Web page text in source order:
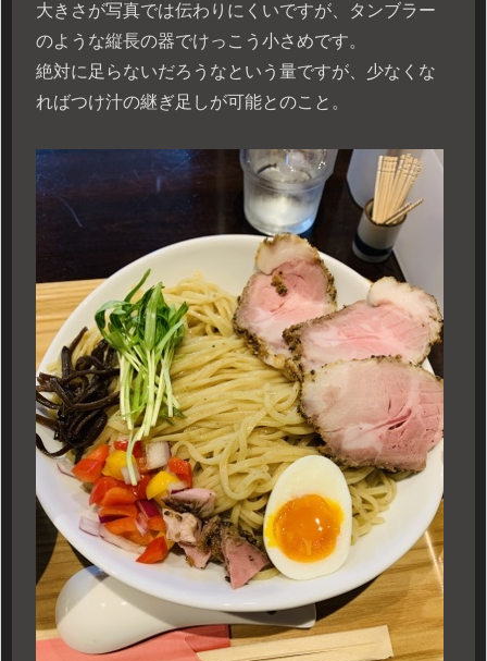
大きさが写真では伝わりにくいですが、タンブラー
のような縦長の器でけっこう小さめです。
絶対に足らないだろうなという量ですが、少なくな
ればつけ汁の継ぎ足しが可能とのこと。